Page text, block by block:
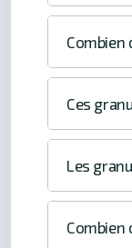
Combien
Ces
Les
Combien